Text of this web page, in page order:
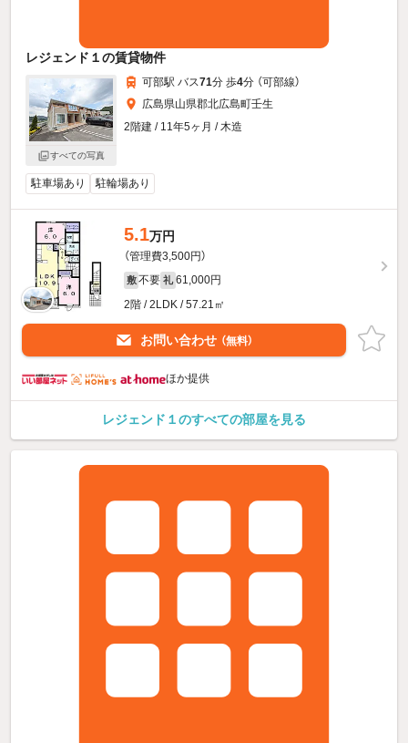
レジェンド１の賃貸物件
すべての写真
可部駅 バス71分 歩4分 （可部線）
広島県山県郡北広島町壬生
2階建 / 11年5ヶ月 / 木造
駐車場あり 駐輪場あり
5.1万円
（管理費3,500円）
敷 不要 礼 61,000円
2階 / 2LDK / 57.21㎡
お問い合わせ （無料）
ほか提供
レジェンド１のすべての部屋を見る